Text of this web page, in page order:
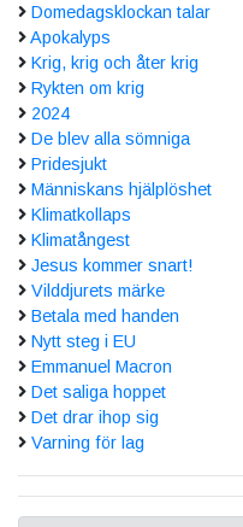
Domedagsklockan talar
Apokalyps
Krig, krig och åter krig
Rykten om krig
2024
De blev alla sömniga
Pridesjukt
Människans hjälplöshet
Klimatkollaps
Klimatångest
Jesus kommer snart!
Vilddjurets märke
Betala med handen
Nytt steg i EU
Emmanuel Macron
Det saliga hoppet
Det drar ihop sig
Varning för lag